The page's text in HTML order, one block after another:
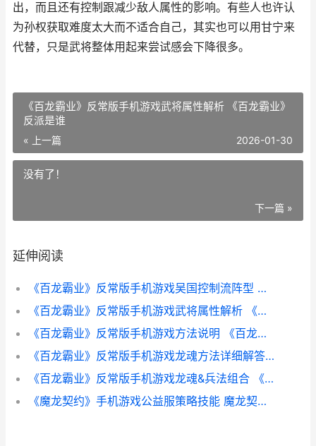
出，而且还有控制跟减少敌人属性的影响。有些人也许认
为孙权获取难度太大而不适合自己，其实也可以用甘宁来
代替，只是武将整体用起来尝试感会下降很多。
《百龙霸业》反常版手机游戏武将属性解析 《百龙霸业》
反派是谁
« 上一篇 2026-01-30
没有了！
下一篇 »
延伸阅读
《百龙霸业》反常版手机游戏吴国控制流阵型 百龙霸业阵容平民怎么搭配
《百龙霸业》反常版手机游戏武将属性解析 《百龙霸业》反派是谁
《百龙霸业》反常版手机游戏方法说明 《百龙霸业》反派是谁
《百龙霸业》反常版手机游戏龙魂方法详细解答 百龙霸业最强布局
《百龙霸业》反常版手机游戏龙魂&兵法组合 《百龙霸业》反派是谁
《魔龙契约》手机游戏公益服策略技能 魔龙契约单机版攻略